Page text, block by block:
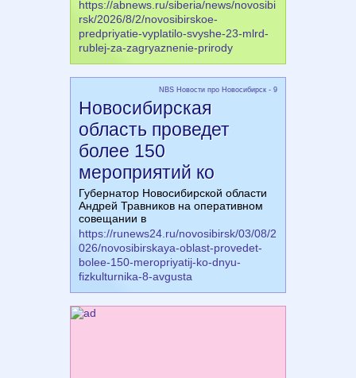
https://abnews.ru/siberia/news/novosibi
rsk/2026/8/2/novosibirskoe-
predpriyatie-vyplatilo-svyshe-23-mlrd-
rublej-za-zagryaznenie-prirody
NBS Новости про Новосибирск - 9
Новосибирская
область проведет
более 150
мероприятий ко
Губернатор Новосибирской области
Андрей Травников на оперативном
совещании в
https://runews24.ru/novosibirsk/03/08/2
026/novosibirskaya-oblast-provedet-
bolee-150-meropriyatij-ko-dnyu-
fizkulturnika-8-avgusta